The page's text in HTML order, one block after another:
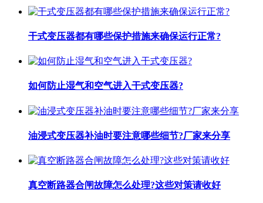
干式变压器都有哪些保护措施来确保运行正常?
如何防止湿气和空气进入干式变压器?
油浸式变压器补油时要注意哪些细节?厂家来分享
真空断路器合闸故障怎么处理?这些对策请收好